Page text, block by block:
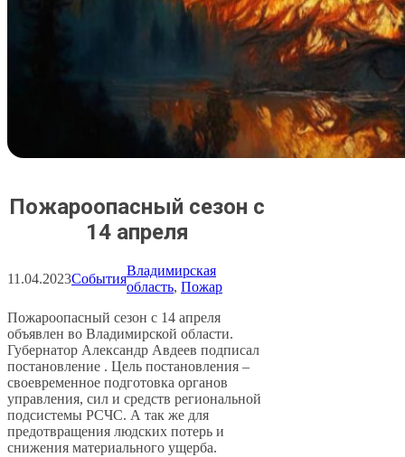
Пожароопасный сезон с
14 апреля
11.04.2023События
Владимирская
область, Пожар
Пожароопасный сезон с 14 апреля
объявлен во Владимирской области.
Губернатор Александр Авдеев подписал
постановление . Цель постановления –
своевременное подготовка органов
управления, сил и средств региональной
подсистемы РСЧС. А так же для
предотвращения людских потерь и
снижения материального ущерба.